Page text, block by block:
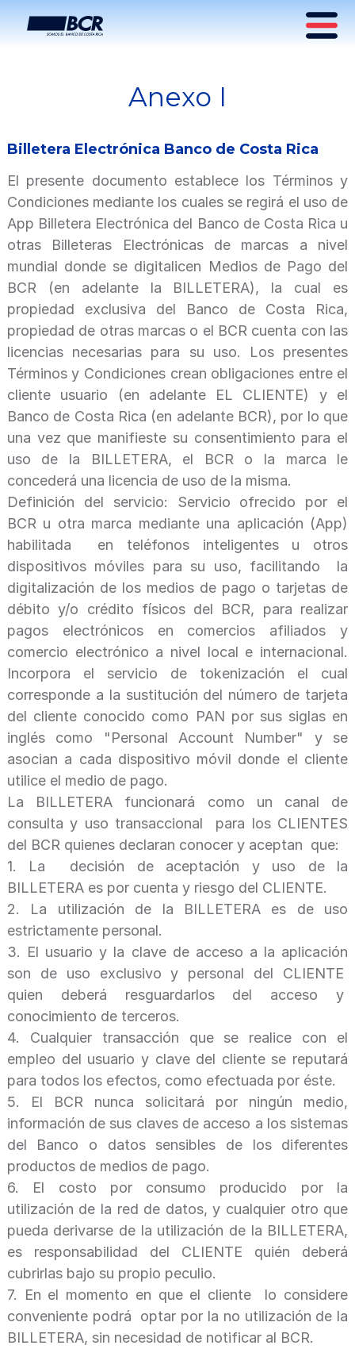
Términos y Condiciones
Billetera Electrónica
Anexo I
Billetera Electrónica Banco de Costa Rica
El presente documento establece los Términos y
Condiciones mediante los cuales se regirá el uso de
App Billetera Electrónica del Banco de Costa Rica u
otras Billeteras Electrónicas de marcas a nivel
mundial donde se digitalicen Medios de Pago del
BCR (en adelante la BILLETERA), la cual es
propiedad exclusiva del Banco de Costa Rica,
propiedad de otras marcas o el BCR cuenta con las
licencias necesarias para su uso. Los presentes
Términos y Condiciones crean obligaciones entre el
cliente usuario (en adelante EL CLIENTE) y el
Banco de Costa Rica (en adelante BCR), por lo que
una vez que manifieste su consentimiento para el
uso de la BILLETERA, el BCR o la marca le
concederá una licencia de uso de la misma.
Definición del servicio: Servicio ofrecido por el
BCR u otra marca mediante una aplicación (App)
habilitada en teléfonos inteligentes u otros
dispositivos móviles para su uso, facilitando la
digitalización de los medios de pago o tarjetas de
débito y/o crédito físicos del BCR, para realizar
pagos electrónicos en comercios afiliados y
comercio electrónico a nivel local e internacional.
Incorpora el servicio de tokenización el cual
corresponde a la sustitución del número de tarjeta
del cliente conocido como PAN por sus siglas en
inglés como "Personal Account Number" y se
asocian a cada dispositivo móvil donde el cliente
utilice el medio de pago.
La BILLETERA funcionará como un canal de
consulta y uso transaccional para los CLIENTES
del BCR quienes declaran conocer y aceptan que:
1.
La decisión de aceptación y uso de la
BILLETERA es por cuenta y riesgo del CLIENTE.
2.
La utilización de la BILLETERA es de uso
estrictamente personal.
3. El usuario y la clave de acceso a la aplicación
son de uso exclusivo y personal del CLIENTE
quien deberá resguardarlos del acceso y
conocimiento de terceros.
4.
Cualquier transacción que se realice con el
empleo del usuario y clave del cliente se reputará
para todos los efectos, como efectuada por éste.
5.
El BCR nunca solicitará por ningún medio,
información de sus claves de acceso a los sistemas
del Banco o datos sensibles de los diferentes
productos de medios de pago.
6.
El costo por consumo producido por la
utilización de la red de datos, y cualquier otro que
pueda derivarse de la utilización de la BILLETERA,
es responsabilidad del CLIENTE quién deberá
cubrirlas bajo su propio peculio.
7.
En el momento en que el cliente lo considere
conveniente podrá optar por la no utilización de la
BILLETERA, sin necesidad de notificar al BCR.